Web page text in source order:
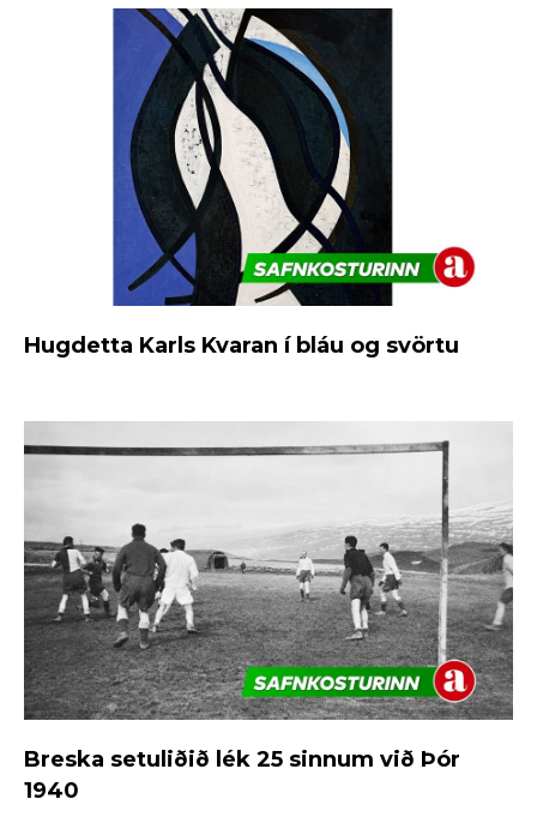
Hugdetta Karls Kvaran í bláu og svörtu
Breska setuliðið lék 25 sinnum við Þór
1940